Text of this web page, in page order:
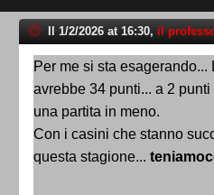
Il 1/2/2026 at 16:30, il
Per me si sta
avrebbe 34 punti... a 2
una partita in meno.
Con i casini che stanno
questa stagione...